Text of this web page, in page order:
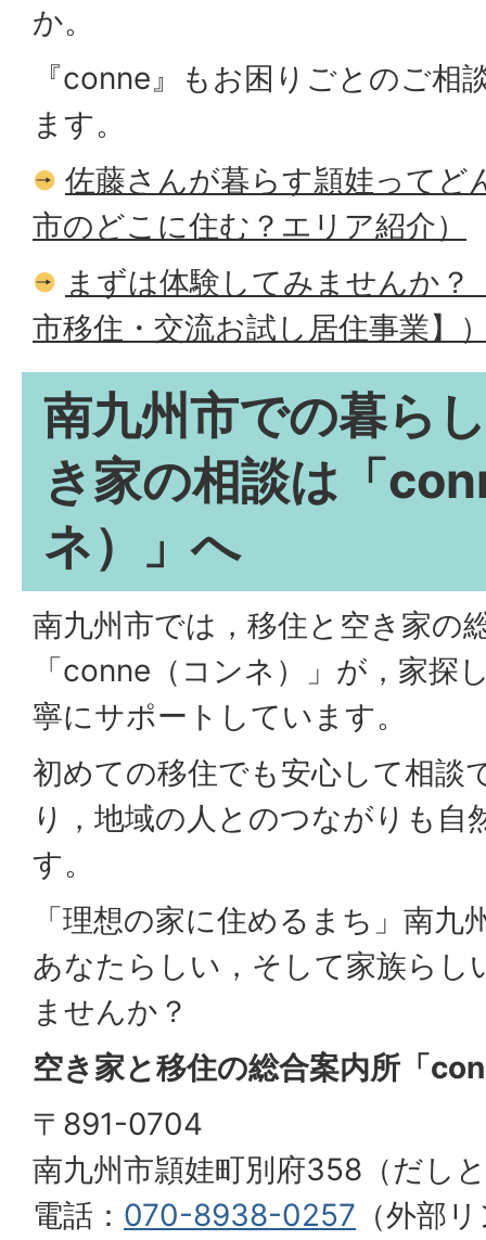
か。
『conne』もお困りごとのご相
ます。
佐藤さんが暮らす頴娃ってど
市のどこに住む？エリア紹介）
まずは体験してみませんか？
市移住・交流お試し居住事業】
南九州市での暮ら
き家の相談は「
ネ）」へ
南九州市では，移住と空き家の
「conne（コンネ）」が，家探
寧にサポートしています。
初めての移住でも安心して相談
り，地域の人とのつながりも自
す。
「理想の家に住めるまち」南九
あなたらしい，そして家族らし
ませんか？
空き家と移住の総合案内所「
〒891-0704
南九州市頴娃町別府358（だし
電話： 070-8938-0257 （外部